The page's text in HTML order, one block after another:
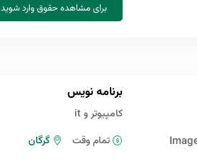
برای مشاهده حقوق وارد شوید
برنامه نویس
کامپیوتر و it
تمام وقت
گرگان